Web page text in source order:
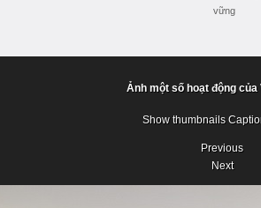
vững
Ảnh một số hoạt động của
Show thumbnails
Previous
Next